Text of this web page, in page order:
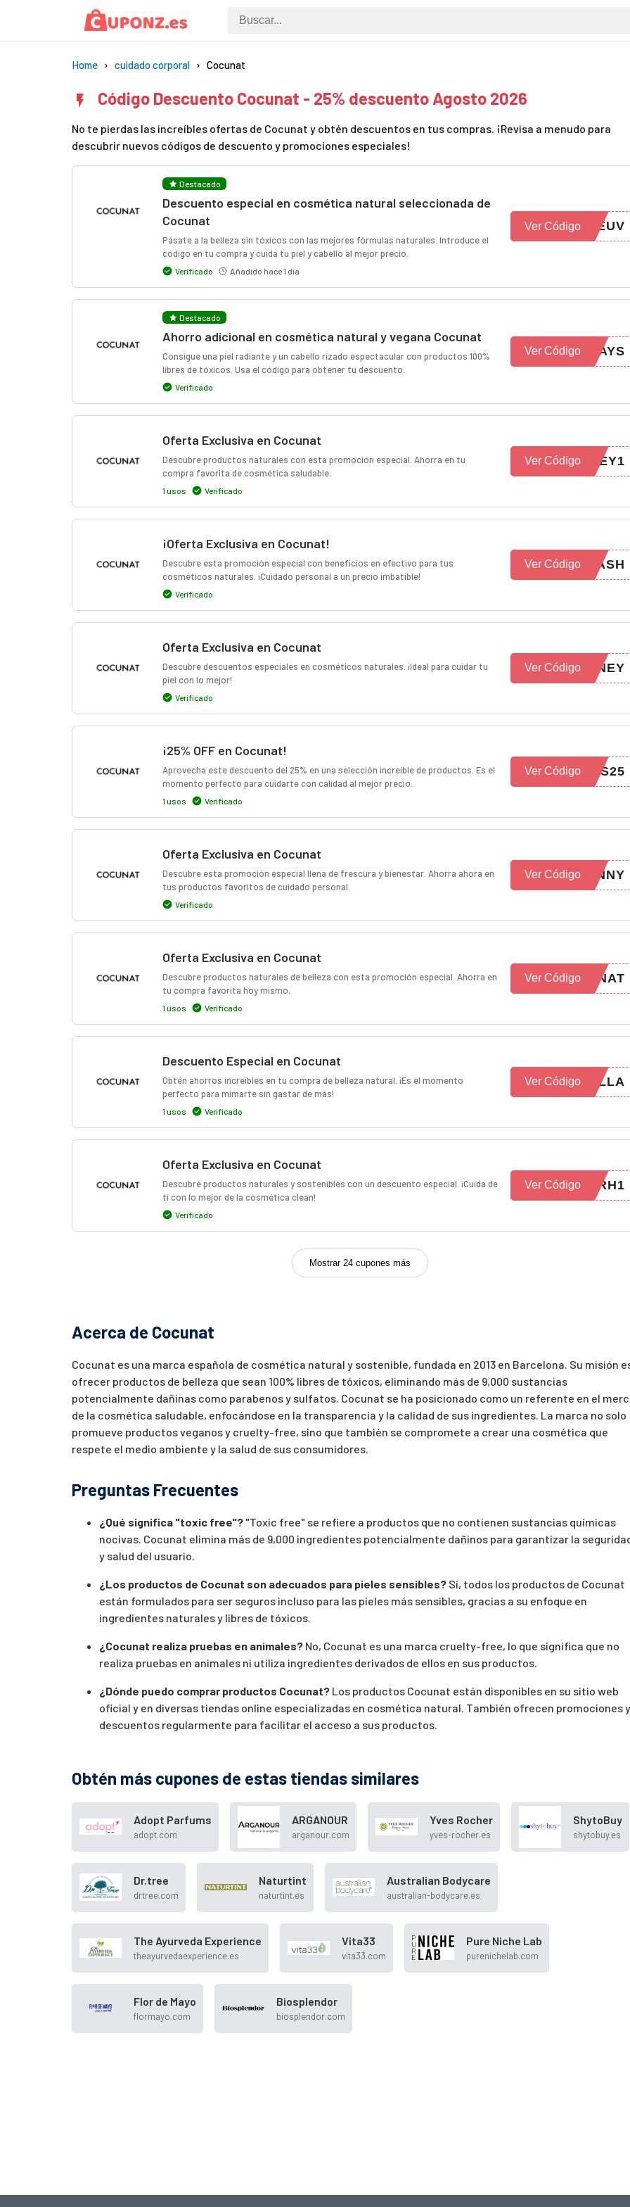
Home cuidado corporal Cocunat
Código Descuento Cocunat - 25% descuento Agosto 2026
No te pierdas las increíbles ofertas de Cocunat y obtén descuentos en tus compras. ¡Revisa a menudo para
descubrir nuevos códigos de descuento y promociones especiales!
Destacado
Descuento especial en cosmética natural seleccionada de
Cocunat
Pásate a la belleza sin tóxicos con las mejores fórmulas naturales. Introduce el
código en tu compra y cuida tu piel y cabello al mejor precio.
Verificado Añadido hace 1 día
0EUV
Ver Código
Destacado
Ahorro adicional en cosmética natural y vegana Cocunat
Consigue una piel radiante y un cabello rizado espectacular con productos 100%
libres de tóxicos. Usa el código para obtener tu descuento.
Verificado
DAYS
Ver Código
Oferta Exclusiva en Cocunat
Descubre productos naturales con esta promoción especial. Ahorra en tu
compra favorita de cosmética saludable.
1 usos Verificado
NEY1
Ver Código
¡Oferta Exclusiva en Cocunat!
Descubre esta promoción especial con beneficios en efectivo para tus
cosméticos naturales. ¡Cuidado personal a un precio imbatible!
Verificado
CASH
Ver Código
Oferta Exclusiva en Cocunat
Descubre descuentos especiales en cosméticos naturales. ¡Ideal para cuidar tu
piel con lo mejor!
Verificado
ONEY
Ver Código
¡25% OFF en Cocunat!
Aprovecha este descuento del 25% en una selección increíble de productos. Es el
momento perfecto para cuidarte con calidad al mejor precio.
1 usos Verificado
SS25
Ver Código
Oferta Exclusiva en Cocunat
Descubre esta promoción especial llena de frescura y bienestar. Ahorra ahora en
tus productos favoritos de cuidado personal.
Verificado
UNNY
Ver Código
Oferta Exclusiva en Cocunat
Descubre productos naturales de belleza con esta promoción especial. Ahorra en
tu compra favorita hoy mismo.
1 usos Verificado
UNAT
Ver Código
Descuento Especial en Cocunat
Obtén ahorros increíbles en tu compra de belleza natural. ¡Es el momento
perfecto para mimarte sin gastar de más!
1 usos Verificado
ELLA
Ver Código
Oferta Exclusiva en Cocunat
Descubre productos naturales y sostenibles con un descuento especial. ¡Cuida de
ti con lo mejor de la cosmética clean!
Verificado
YRH1
Ver Código
Mostrar 24 cupones más
Acerca de Cocunat
Cocunat es una marca española de cosmética natural y sostenible, fundada en 2013 en Barcelona. Su misión
ofrecer productos de belleza que sean 100% libres de tóxicos, eliminando más de 9,000 sustancias
potencialmente dañinas como parabenos y sulfatos. Cocunat se ha posicionado como un referente en el
de la cosmética saludable, enfocándose en la transparencia y la calidad de sus ingredientes. La marca no solo
promueve productos veganos y cruelty-free, sino que también se compromete a crear una cosmética que
respete el medio ambiente y la salud de sus consumidores.
Preguntas Frecuentes
¿Qué significa "toxic free"?"Toxic free" se refiere a productos que no contienen sustancias químicas
nocivas. Cocunat elimina más de 9,000 ingredientes potencialmente dañinos para garantizar la
y salud del usuario.
¿Los productos de Cocunat son adecuados para pieles sensibles?Sí, todos los productos de Cocunat
están formulados para ser seguros incluso para las pieles más sensibles, gracias a su enfoque en
ingredientes naturales y libres de tóxicos.
¿Cocunat realiza pruebas en animales?No, Cocunat es una marca cruelty-free, lo que significa que no
realiza pruebas en animales ni utiliza ingredientes derivados de ellos en sus productos.
¿Dónde puedo comprar productos Cocunat?Los productos Cocunat están disponibles en su sitio web
oficial y en diversas tiendas online especializadas en cosmética natural. También ofrecen promociones y
descuentos regularmente para facilitar el acceso a sus productos.
Obtén más cupones de estas tiendas similares
Adopt Parfums
adopt.com
ARGANOUR
arganour.com
Yves Rocher
yves-rocher.es
ShytoBuy
shytobuy.es
Dr.tree
drtree.com
Naturtint
naturtint.es
Australian Bodycare
australian-bodycare.es
The Ayurveda Experience
theayurvedaexperience.es
Vita33
vita33.com
Pure Niche Lab
purenichelab.com
Flor de Mayo
flormayo.com
Biosplendor
biosplendor.com